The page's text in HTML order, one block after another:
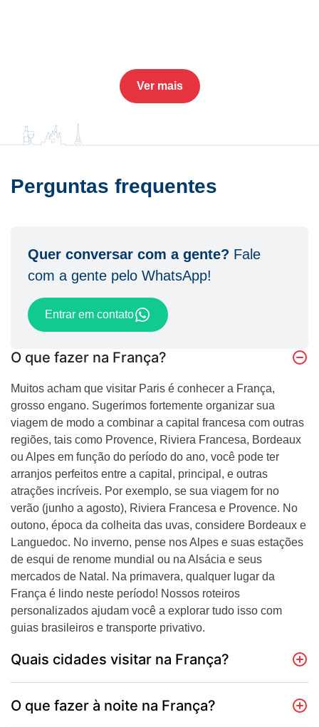
Ver mais
Perguntas frequentes
Quer conversar com a gente? Fale
com a gente pelo WhatsApp!
Entrar em contato
O que fazer na França?
Muitos acham que visitar Paris é conhecer a França,
grosso engano. Sugerimos fortemente organizar sua
viagem de modo a combinar a capital francesa com outras
regiões, tais como Provence, Riviera Francesa, Bordeaux
ou Alpes em função do período do ano, você pode ter
arranjos perfeitos entre a capital, principal, e outras
atrações incríveis. Por exemplo, se sua viagem for no
verão (junho a agosto), Riviera Francesa e Provence. No
outono, época da colheita das uvas, considere Bordeaux e
Languedoc. No inverno, pense nos Alpes e suas estações
de esqui de renome mundial ou na Alsácia e seus
mercados de Natal. Na primavera, qualquer lugar da
França é lindo neste período! Nossos roteiros
personalizados ajudam você a explorar tudo isso com
guias brasileiros e transporte privativo.
Quais cidades visitar na França?
O que fazer à noite na França?